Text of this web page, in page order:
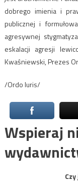
dobrego imienia i
publicznej i
agresywnej
eskalacji agresji
Kwaśniewski, Prezes
/Ordo Iuris/
Wspieraj